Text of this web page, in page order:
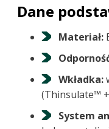
Dane
Materiał:
Wkładka:
(Thinsulate™
System